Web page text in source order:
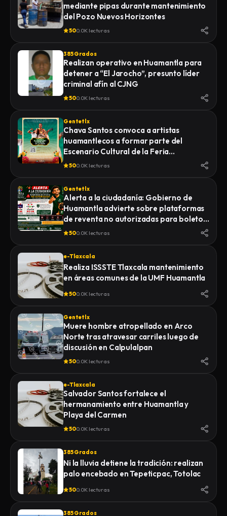
LA FISCALÍA GENERAL DE JUSTICIA DEL
ESTADO (FGJE) INICIÓ UNA CARPETA DE
INVESTIGACIÓN POR EL DELITO DE
HOMICIDIO CALIFICADO EN CONTRA DE
QUIEN O QUIENES RESULTEN
RESPONSABLES
mediante pipas durante mantenimiento
del Pozo Nuevos Horizontes
500.0K lecturas
385 Grados
Realizan operativo en Huamantla para
detener a “El Jarocho”, presunto líder
criminal afín al CJNG
500.0K lecturas
Gentetlx
Chava Santos convoca a artistas
huamantlecos a formar parte del
Escenario Cultural de la Feria
Internacional del Arte Efímero y la Dalia
500.0K lecturas
Gentetlx
Alerta a la ciudadanía: Gobierno de
Huamantla advierte sobre plataformas
de reventa no autorizadas para boletos
de la Feria 2026
500.0K lecturas
e-Tlaxcala
Realiza ISSSTE Tlaxcala mantenimiento
en áreas comunes de la UMF Huamantla
500.0K lecturas
Gentetlx
Muere hombre atropellado en Arco
Norte tras atravesar carriles luego de
discusión en Calpulalpan
500.0K lecturas
e-Tlaxcala
Salvador Santos fortalece el
hermanamiento entre Huamantla y
Playa del Carmen
500.0K lecturas
385 Grados
Ni la lluvia detiene la tradición: realizan
palo encebado en Tepeticpac, Totolac
500.0K lecturas
385 Grados